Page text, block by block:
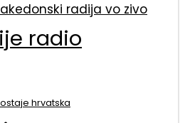
radija vo zivo
radio
hrvatska